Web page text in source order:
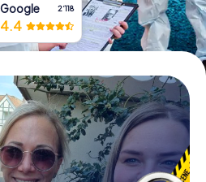
Google 2‘118
4.4